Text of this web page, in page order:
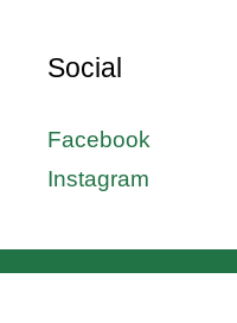
Social
Facebook
Instagram